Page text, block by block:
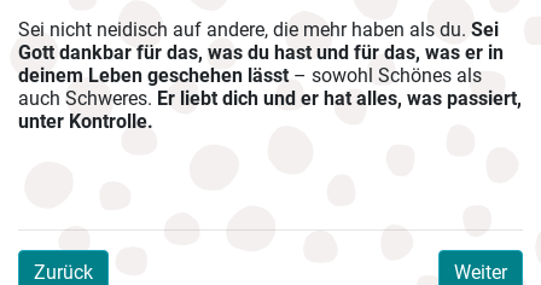
Sei nicht neidisch auf andere, die mehr haben als du. Sei
Gott dankbar für das, was du hast und für das, was er in
deinem Leben geschehen lässt– sowohl Schönes als
auch Schweres. Er liebt dich und er hat alles, was passiert,
unter Kontrolle.
Weiter
Zurück